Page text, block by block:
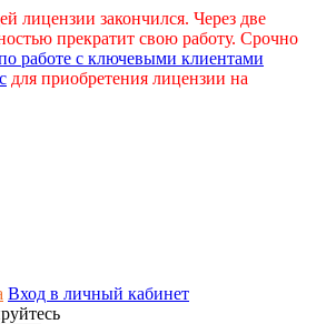
лицензии закончился. Через две
прекратит свою работу. Срочно
работе с ключевыми клиентами
для приобретения лицензии на
Вход в личный кабинет